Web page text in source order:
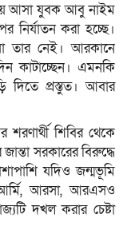
আসা যুবক আবু নাইম
নির্যাতন করা হচ্ছে।
তার নেই। আরকানে
কাটাচ্ছেন। এমনকি
দিতে প্রস্তুত। আবার
শিবির থেকে
সরকারের বিরুদ্ধে
যদিও জন্মভূমি
আর্মি, আরসা, আরএসও
দখল করার চেষ্টা